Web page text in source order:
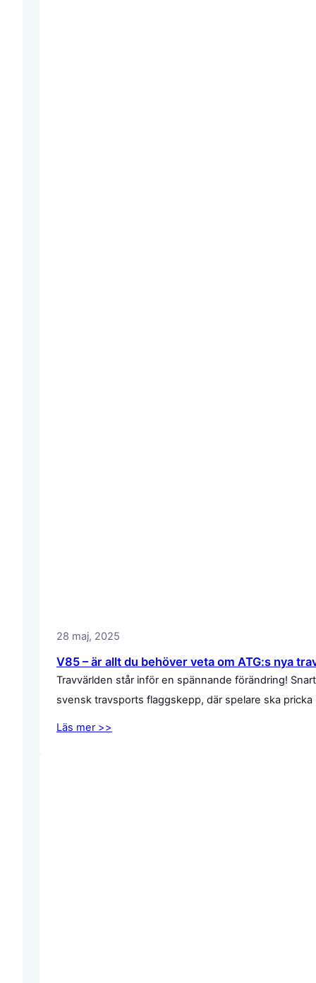
28 maj, 2025
V85 – är allt du behöver veta om ATG:s nya
Travvärlden står inför en spännande förändring!
svensk travsports flaggskepp, där spelare ska
Läs mer >>